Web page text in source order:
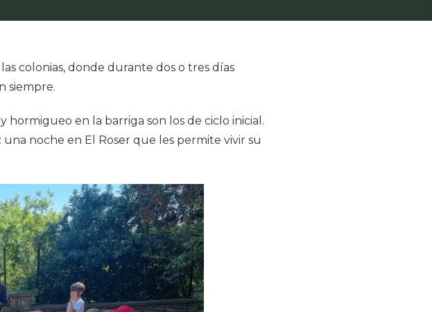
colonias, donde durante dos o tres días
siempre.
hormigueo en la barriga son los de ciclo inicial.
una noche en El Roser que les permite vivir su